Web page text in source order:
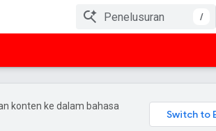
/
konten ke dalam bahasa